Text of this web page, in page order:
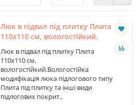
Люк в підвал під плитку Плита
110х110 см, вологостійкий.
Люк в підвал під плитку Плита
110х110 см,
вологостійкий.Вологостійка
модифікація люка підлогового типу
Плита під плитку та інші види
підлогових покрит..